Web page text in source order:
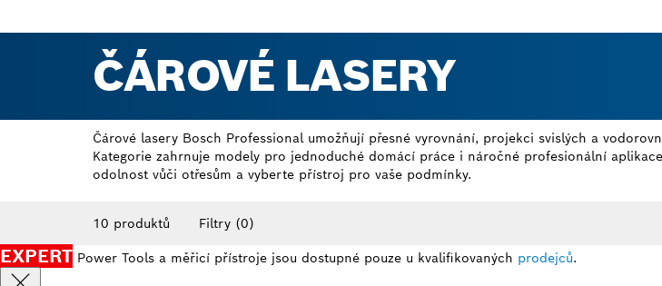
ČÁROVÉ LASERY
Čárové lasery Bosch Professional umožňují přesné vyrovnání, projekci svislých a
Kategorie zahrnuje modely pro jednoduché domácí práce i náročné profesionální
odolnost vůči otřesům a vyberte přístroj pro vaše podmínky.
10 produktů Filtry (0)
EXPERT Power Tools a měřicí přístroje jsou dostupné pouze u kvalifikovaných prodejců.